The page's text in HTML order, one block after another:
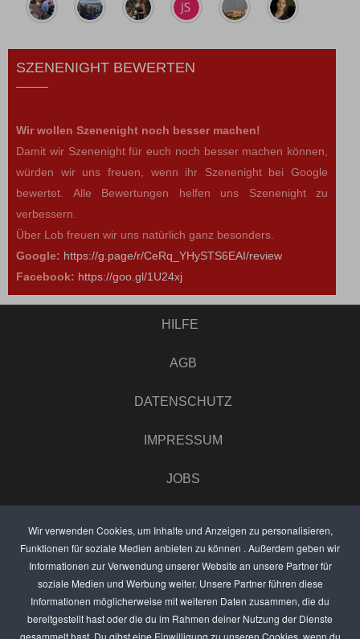
Wir verwenden Cookies, um Inhalte und Anzeigen zu personalisieren,
Funktionen für soziale Medien anbieten zu können . Außerdem geben wir
Informationen zur Verwendung unserer Website an unsere Partner für
soziale Medien und Werbung weiter. Unsere Partner führen diese
Informationen möglicherweise mit weiteren Daten zusammen, die du
bereitgestellt hast oder die du im Rahmen deiner Nutzung der Dienste
gesammelt hast. Du gibst eine Einwilligung zu unseren Cookies, wenn du
SZENENIGHT BEWERTEN
Wir wollen Szenenight noch besser machen!
Damit wir Szenenight für euch noch besser machen können,
würden wir uns freuen, wenn ihr Szenenight bei Google
bewertet. Alle Bewertungen helfen uns Szenenight zu
verbessern.
Über Lob freuen wir uns natürlich ganz besonders.
Google: https://g.page/r/CeRq_YHySTS6EAI/review
Facebook: https://goo.gl/1U24xj
HILFE
AGB
DATENSCHUTZ
IMPRESSUM
JOBS
ANZEIGEN PREISE
BEWERTET UNS
KONTAKT